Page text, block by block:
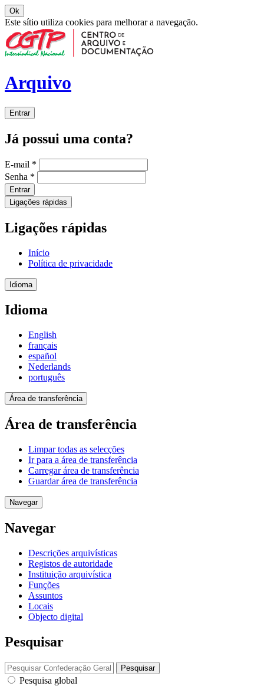
Ok
Este sítio utiliza cookies para melhorar a navegação.
Arquivo
Entrar
Já possui uma conta?
E-mail *
Senha *
Entrar
Ligações rápidas
Ligações rápidas
Início
Política de privacidade
Idioma
Idioma
English
français
español
Nederlands
português
Área de transferência
Área de transferência
Limpar todas as selecções
Ir para a área de transferência
Carregar área de transferência
Guardar área de transferência
Navegar
Navegar
Descrições arquivísticas
Registos de autoridade
Instituição arquivística
Funções
Assuntos
Locais
Objecto digital
Pesquisar
Pesquisar
Pesquisa global